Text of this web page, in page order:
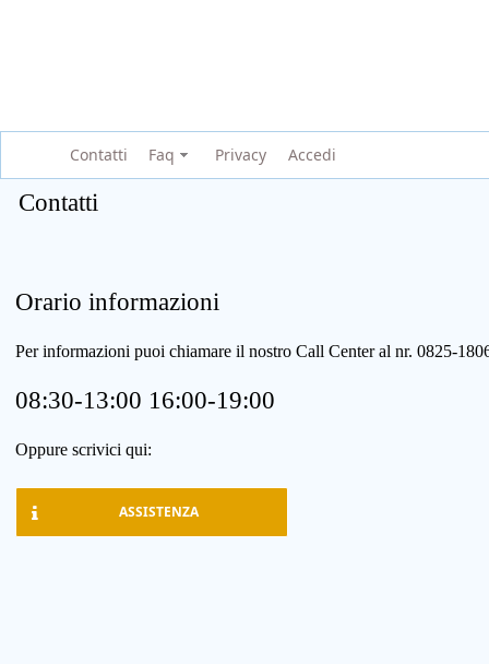
Contatti Faq Privacy Accedi
Contatti
Orario informazioni
Per informazioni puoi chiamare il nostro Call Center al nr. 0825-
08:30-13:00 16:00-19:00
Oppure scrivici qui:
ASSISTENZA